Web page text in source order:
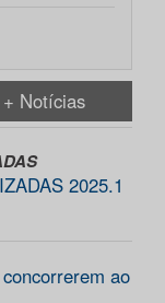
+ Notícias
2025.1
ao